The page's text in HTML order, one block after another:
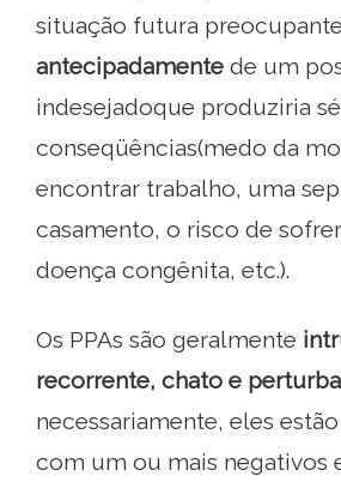
situação futura
antecipadamente de um
indesejadoque produziria
conseqüências(medo da
encontrar trabalho, uma
casamento, o risco de
doença congênita, etc.).
Os PPAs são geralmente
recorrente, chato e
necessariamente, eles
com um ou mais negativos